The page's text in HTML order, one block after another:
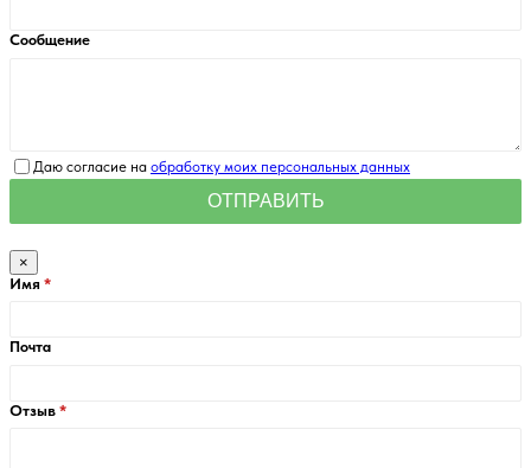
Сообщение
Даю согласие на обработку моих персональных данных
×
Имя
Почта
Отзыв